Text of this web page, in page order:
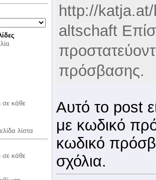
σε κάθε
λίστα
σε κάθε
http://
altschaft
πρόσβασης.
Αυτό το post
με κωδικό
κωδικό
σχόλια.